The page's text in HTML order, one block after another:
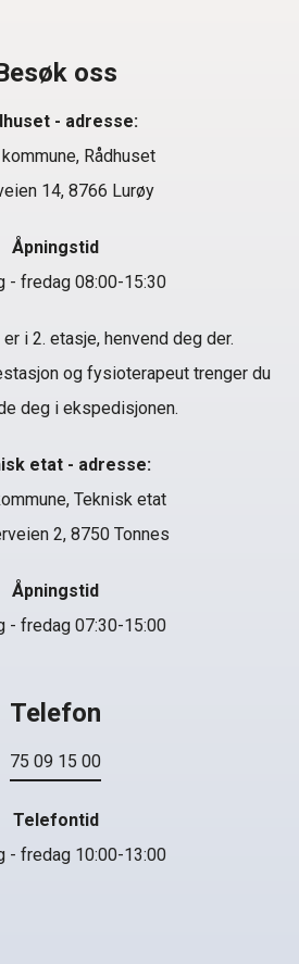
oss
- adresse:
Rådhuset
14, 8766 Lurøy
Åpningstid
- fredag 08:00-15:30
i 2. etasje, henvend deg der.
og fysioterapeut trenger du
deg i ekspedisjonen.
etat - adresse:
Teknisk etat
2, 8750 Tonnes
Åpningstid
- fredag 07:30-15:00
Telefon
75 09 15 00
Telefontid
- fredag 10:00-13:00